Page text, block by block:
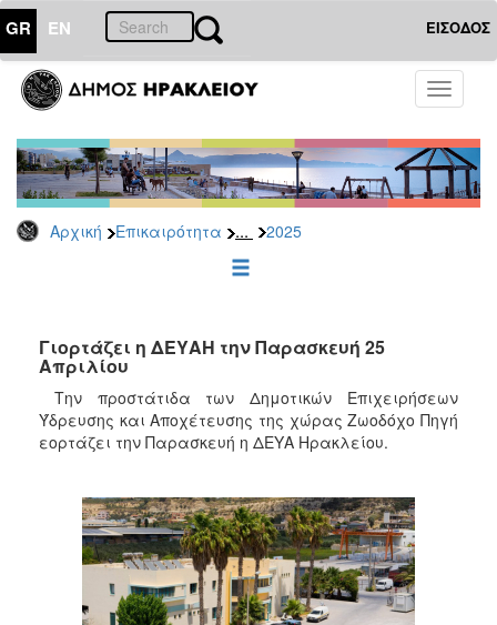
GR EN ΕΙΣΟΔΟΣ
Toggle
Αρχική Επικαιρότητα ... 2025
ΕΠΙΚΑΙΡΟΤΗΤΑ
Τύπου
Αρχείο
2026
2025
2022
2021
2020
2019
2017
2016
2015
2013
Γιορτάζει η ΔΕΥΑΗ την Παρασκευή 25
Απριλίου
Την προστάτιδα των Δημοτικών Επιχειρήσεων
Ύδρευσης και Αποχέτευσης της χώρας Ζωοδόχο Πηγή
εορτάζει την Παρασκευή η ΔΕΥΑ Ηρακλείου.